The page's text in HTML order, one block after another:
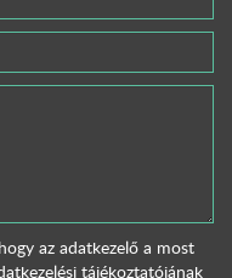
az adatkezelő a most
tájékoztatójának